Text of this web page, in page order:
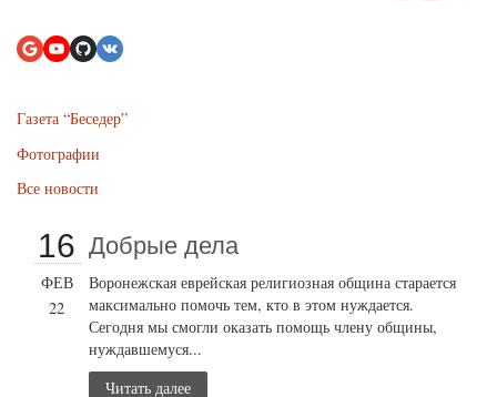
Газета “Беседер”
Фотографии
Все новости
16
ФЕВ
22
Добрые дела
Воронежская еврейская религиозная община старается
максимально помочь тем, кто в этом нуждается.
Сегодня мы смогли оказать помощь члену общины,
нуждавшемуся...
Читать далее